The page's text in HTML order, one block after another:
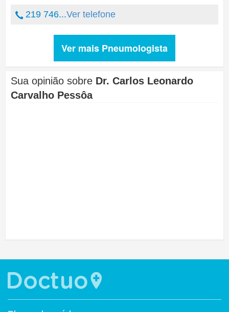
219 746...Ver telefone
Ver mais Pneumologista
Sua opinião sobre Dr. Carlos Leonardo
Carvalho Pessôa